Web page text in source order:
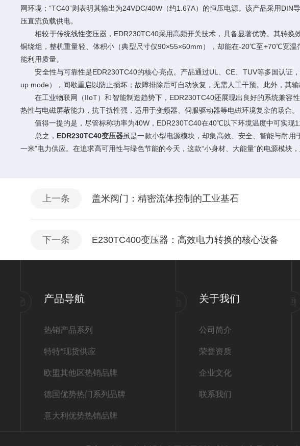
网环境；“TC40”则表明其输出为24VDC/40W（约1.67A）的恒压电源。该产品采用
压直流负载供电。
相较于传统线性变压器，EDR230TC40采用高频开关技术，具备显著优势。其转换
铜绕组，整机重量轻、体积小（典型尺寸仅90×55×60mm），却能在-20℃至+70℃宽
能利用质量。
安全性与可靠性是EDR230TC40的核心亮点。产品通过UL、CE、TUV等多国认证
up mode），间歇重启以防止损坏；故障排除后可自动恢复，无需人工干预。此外，其
在工业物联网（IIoT）和智能制造趋势下，EDR230TC40还展现出良好的系统兼容
热性与电磁屏蔽能力，抗干扰性强，适用于变频器、伺服驱动器等电磁环境复杂的场合。
值得一提的是，尽管标称功率为40W，EDR230TC40在40℃以下环境温度中可实现
总之， EDR230TC40变压器虽是一款小型电源模块，却集高效、安全、智能与耐
一米”电力供应。在追求高可用性与绿色节能的今天，这款“小身材、大能量”的电源模块
上一条 盖米阀门：精密流体控制的工业基石
下一条 E230TC400变压器：高效电力转换的核心设备
产品导航
热销产品系列
特特*现货供应
欧盟其他区热销品牌
德国优势热门系列品牌
意大利优势热销品牌
关于我们
公司简介
荣誉资质
企业文化
联系我们